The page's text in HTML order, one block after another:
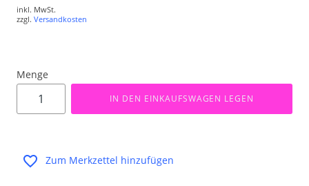
inkl. MwSt.
zzgl. Versandkosten
Menge
IN DEN EINKAUFSWAGEN LEGEN
Zum Merkzettel hinzufügen